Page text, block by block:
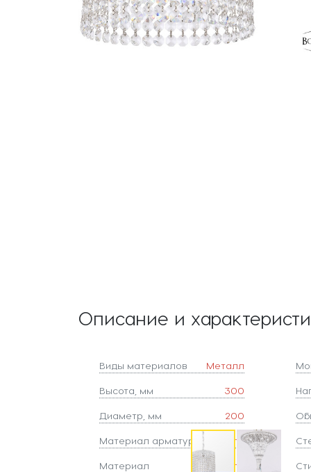
Описание и
Виды материалов Металл
Высота, мм 300
Диаметр, мм 200
Материал арматуры Металл
Материал
Хрусталь